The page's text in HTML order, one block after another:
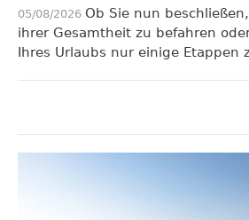
05/08/2026 Ob Sie nun
ihrer Gesamtheit zu befahren
Ihres Urlaubs nur einige Etappen